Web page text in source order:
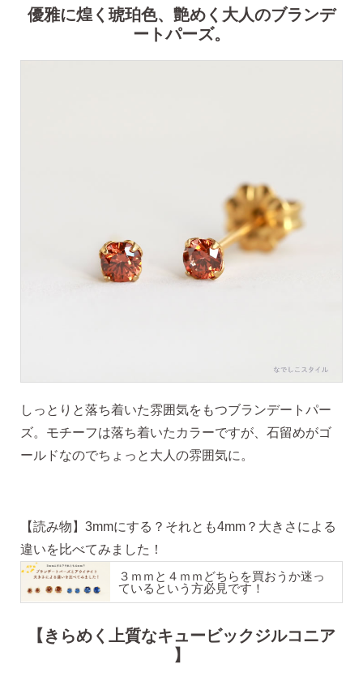
価格で選ぶ
インスタライブで紹介したピアス
なでしこスタイルのこだわり
お買い物について
優雅に煌く琥珀色、艶めく大人のブランデ
ートパーズ。
しっとりと落ち着いた雰囲気をもつブランデートパー
ズ。モチーフは落ち着いたカラーですが、石留めがゴ
ールドなのでちょっと大人の雰囲気に。
【読み物】3mmにする？それとも4mm？大きさによる
違いを比べてみました！
３ｍｍと４ｍｍどちらを買おうか迷っ
ているという方必見です！
【きらめく上質なキュービックジルコニア
】